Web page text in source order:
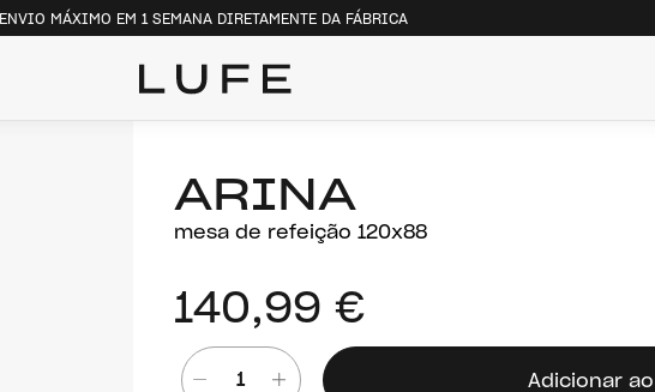
ENVIO MÁXIMO EM 1 SEMANA DIRETAMENTE DA FÁBRICA
ARINA
mesa de refeição 120x88
140,99 €
Adicionar